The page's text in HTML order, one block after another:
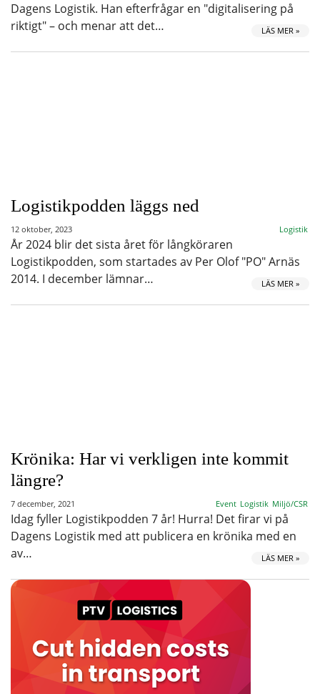
Dagens Logistik. Han efterfrågar en "digitalisering på
riktigt" – och menar att det…
LÄS MER »
Logistikpodden läggs ned
12 oktober, 2023 Logistik
År 2024 blir det sista året för långköraren
Logistikpodden, som startades av Per Olof "PO" Arnäs
2014. I december lämnar…
LÄS MER »
Krönika: Har vi verkligen inte kommit
längre?
7 december, 2021 Event Logistik Miljö/CSR
Idag fyller Logistikpodden 7 år! Hurra! Det firar vi på
Dagens Logistik med att publicera en krönika med en
av…
LÄS MER »